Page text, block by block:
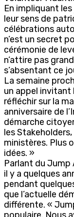
En impliquant
leur sens de
célébrations
n’est un secret
cérémonie de
n’attire pas
s’absentant ce
La semaine
un appel invitant
réfléchir sur la
anniversaire de
démarche
les
ministères. Plus
idées. »
Parlant du Jump
il y a quelques
pendant
que l’actuelle
différente. «